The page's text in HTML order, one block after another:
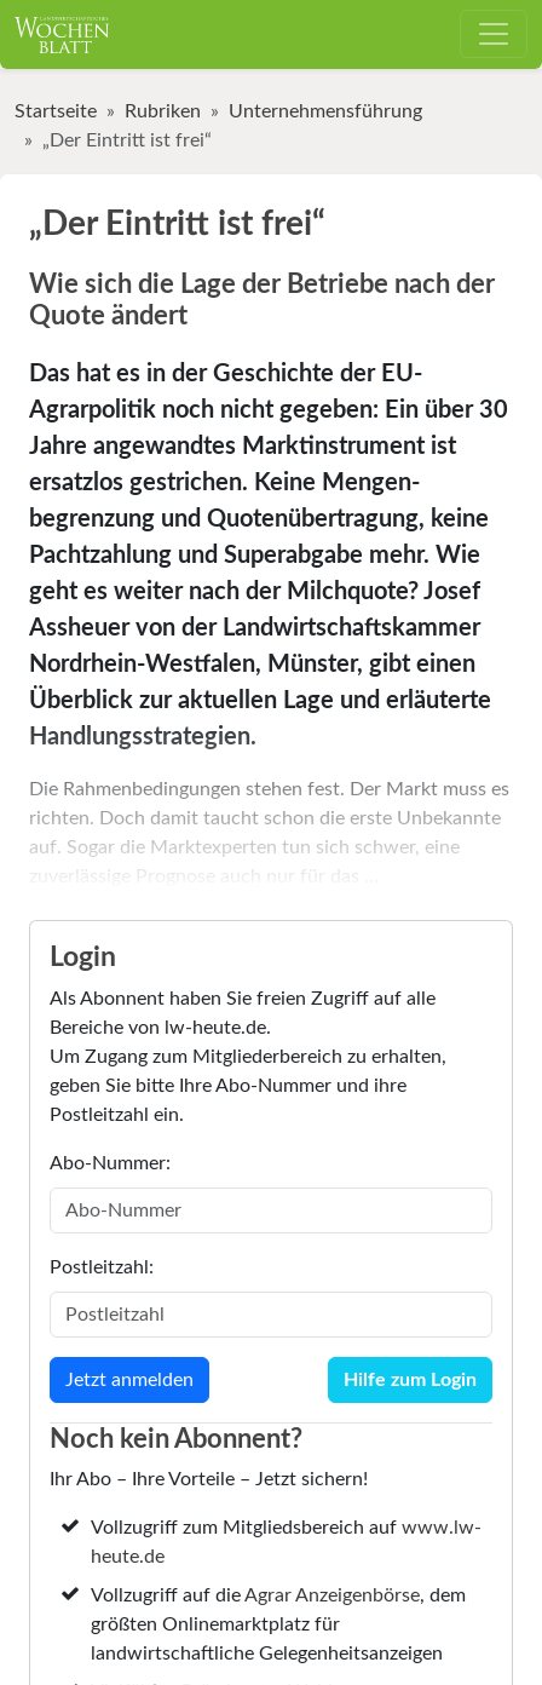
Startseite Rubriken
Unternehmensführung
„Der Eintritt ist frei“
„Der Eintritt ist frei“
Wie sich die Lage der Betriebe nach der
Quote ändert
Das hat es in der Geschichte der EU-
Agrarpolitik noch nicht gegeben: Ein über 30
Jahre angewandtes Marktinstrument ist
ersatzlos gestrichen. Keine Mengen­
begrenzung und Quotenübertragung, keine
Pachtzahlung und Super­abgabe mehr. Wie
geht es weiter nach der Milchquote? Josef
Assheuer von der Landwirtschaftskammer
Nordrhein-Westfalen, Münster, gibt einen
Überblick zur aktuellen Lage und erläuterte
Handlungsstrategien.
Die Rahmenbedingungen stehen fest. Der Markt muss es
richten. Doch damit taucht schon die erste Unbekannte
auf. Sogar die Marktexperten tun sich schwer, eine
zuverlässige Prognose auch nur für das ...
Login
Als Abonnent haben Sie freien Zugriff auf alle
Bereiche von lw-heute.de.
Um Zugang zum Mitgliederbereich zu erhalten,
geben Sie bitte Ihre Abo-Nummer und ihre
Postleitzahl ein.
Abo-Nummer:
Postleitzahl:
Hilfe zum Login
Noch kein Abonnent?
Ihr Abo – Ihre Vorteile – Jetzt sichern!
Vollzugriff zum Mitgliedsbereich aufwww.lw-
heute.de
Vollzugriff auf dieAgrar Anzeigenbörse, dem
größten Onlinemarktplatz für
landwirtschaftliche Gelegenheitsanzeigen